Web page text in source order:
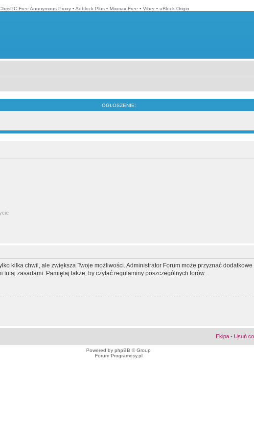
Free Anonymous Proxy • Adblock Plus • Mixmax Free • Viber • uBlock Origin
OGŁOSZENIE:
kilka chwil, ale zwiększa Twoje możliwości. Administrator Forum może przyznać
zasadami. Pamiętaj także, by czytać regulaminy poszczególnych forów.
Ekipa • Usuń
Powered by phpBB © Group
Forum Programosy.pl